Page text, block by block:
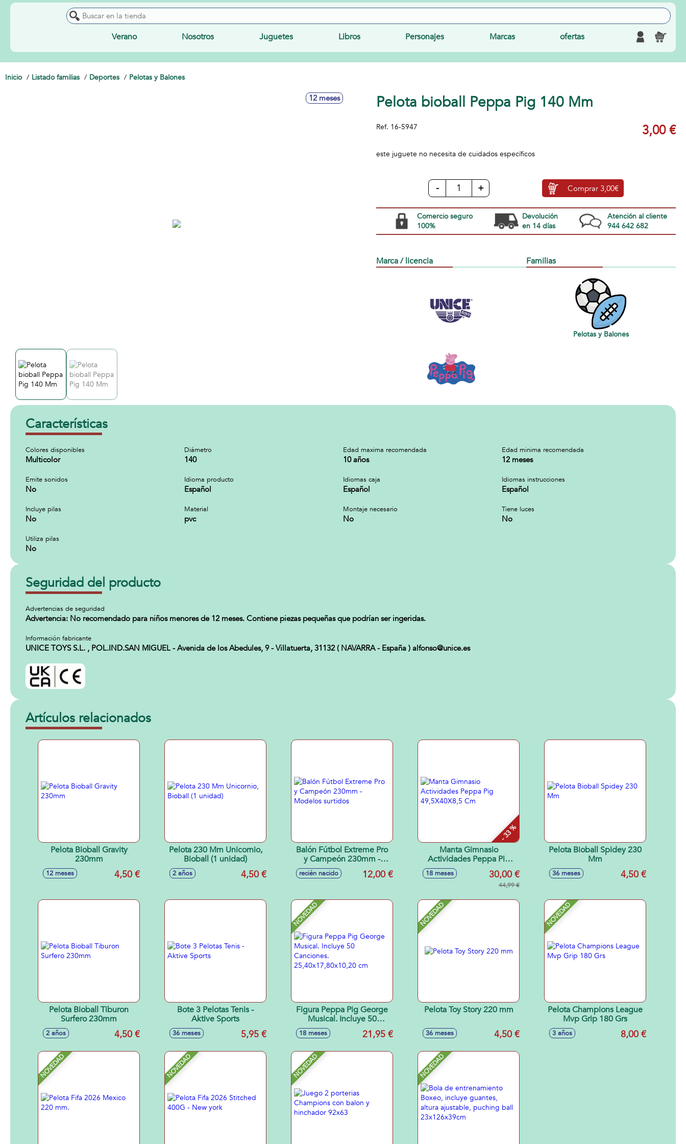
Verano Nosotros Juguetes Libros Personajes Marcas ofertas
Inicio Listado familias Deportes Pelotas y Balones
12 meses Pelota bioball Peppa Pig 140 Mm
Ref. 16-5947 3,00 €
este juguete no necesita de cuidados específicos
- + Comprar 3,00€
Comercio seguro
100%
Devolución
en 14 días
Atención al cliente
944 642 682
Marca / licencia Familias
Pelotas y Balones
Características
Colores disponibles
Multicolor
Diámetro
140
Edad maxima recomendada
10 años
Edad minima recomendada
12 meses
Emite sonidos
No
Idioma producto
Español
Idiomas caja
Español
Idiomas instrucciones
Español
Incluye pilas
No
Material
pvc
Montaje necesario
No
Tiene luces
No
Utiliza pilas
No
Seguridad del producto
Advertencias de seguridad
Advertencia: No recomendado para niños menores de 12 meses. Contiene piezas pequeñas que podrían ser ingeridas.
Información fabricante
UNICE TOYS S.L. , POL.IND.SAN MIGUEL - Avenida de los Abedules, 9 - Villatuerta, 31132 ( NAVARRA - España ) alfonso@unice.es
Artículos relacionados
Pelota Bioball Gravity
230mm
12 meses 4,50 €
Pelota 230 Mm Unicornio,
Bioball (1 unidad)
2 años 4,50 €
Balón Fútbol Extreme Pro
y Campeón 230mm -
Modelos surtidos
recién nacido 12,00 €
- 33 %
Manta Gimnasio
Actividades Peppa Pig
49,5X40X8,5 Cm
18 meses 30,00 €
44,99 €
Pelota Bioball Spidey 230
Mm
36 meses 4,50 €
Pelota Bioball Tiburon
Surfero 230mm
2 años 4,50 €
Bote 3 Pelotas Tenis -
Aktive Sports
36 meses 5,95 €
NOVEDAD
Figura Peppa Pig George
Musical. Incluye 50
Canciones.
25,40x17,80x10,20 cm
18 meses 21,95 €
NOVEDAD
Pelota Toy Story 220 mm
36 meses 4,50 €
NOVEDAD
Pelota Champions League
Mvp Grip 180 Grs
3 años 8,00 €
NOVEDAD NOVEDAD NOVEDAD NOVEDAD